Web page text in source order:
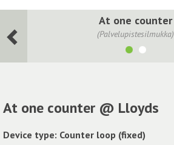
At one counter
(Palvelupistesilmukka)
At one counter @ Lloyds
Device type: Counter loop (fixed)